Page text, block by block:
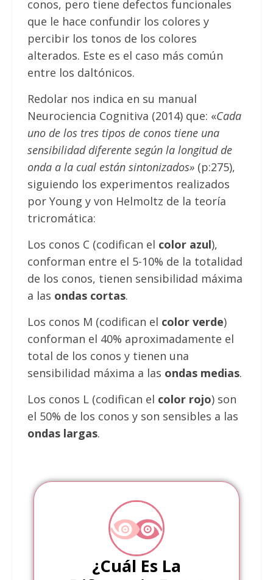
conos, pero tiene defectos funcionales
que le hace confundir los colores y
percibir los tonos de los colores
alterados. Este es el caso más común
entre los daltónicos.
Redolar nos indica en su manual
Neurociencia Cognitiva (2014) que: «Cada
uno de los tres tipos de conos tiene una
sensibilidad diferente según la longitud de
onda a la cual están sintonizados»(p:275),
siguiendo los experimentos realizados
por Young y von Helmoltz de la teoría
tricromática:
Los conos C (codifican el color azul),
conforman entre el 5-10% de la totalidad
de los conos, tienen sensibilidad máxima
a las ondas cortas.
Los conos M (codifican el color verde)
conforman el 40% aproximadamente el
total de los conos y tienen una
sensibilidad máxima a las ondas medias.
Los conos L (codifican el color rojo) son
el 50% de los conos y son sensibles a las
ondas largas.
¿Cuál Es La